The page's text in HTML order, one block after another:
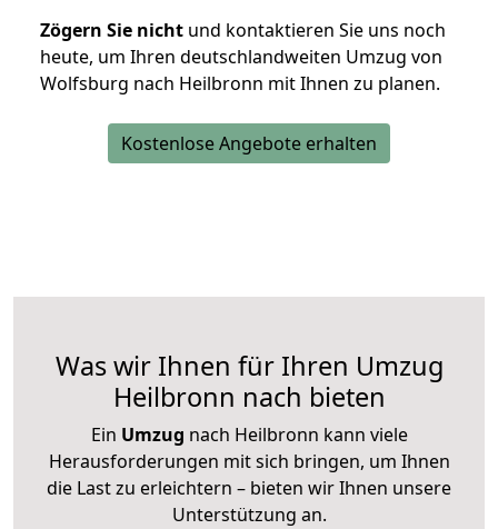
Zögern Sie nicht und kontaktieren Sie uns noch
heute, um Ihren deutschlandweiten Umzug von
Wolfsburg nach Heilbronn mit Ihnen zu planen.
Kostenlose Angebote erhalten
Was wir Ihnen für Ihren Umzug
Heilbronn nach bieten
Ein Umzug nach Heilbronn kann viele
Herausforderungen mit sich bringen, um Ihnen
die Last zu erleichtern – bieten wir Ihnen unsere
Unterstützung an.